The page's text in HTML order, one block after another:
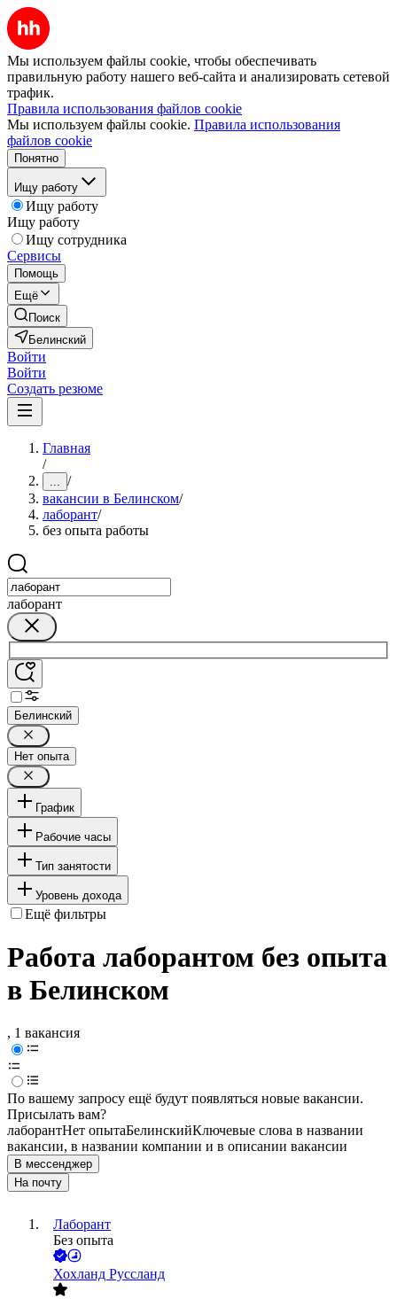
Мы используем файлы cookie, чтобы обеспечивать
правильную работу нашего веб-сайта и анализировать сетевой
трафик.
Правила использования файлов cookie
Мы используем файлы cookie. Правила использования
файлов cookie
Понятно
Ищу работу
Ищу работу
Ищу работу
Ищу сотрудника
Сервисы
Помощь
Ещё
Поиск
Белинский
Войти
Войти
Создать резюме
Главная
/
... /
вакансии в Белинском/
лаборант/
без опыта работы
лаборант
Белинский
Нет опыта
График
Рабочие часы
Тип занятости
Уровень дохода
Ещё фильтры
Работа лаборантом без опыта
в Белинском
, 1 вакансия
По вашему запросу ещё будут появляться новые вакансии.
Присылать вам?
лаборантНет опытаБелинскийКлючевые слова в названии
вакансии, в названии компании и в описании вакансии
В мессенджер
На почту
Лаборант
Без опыта
Хохланд Руссланд